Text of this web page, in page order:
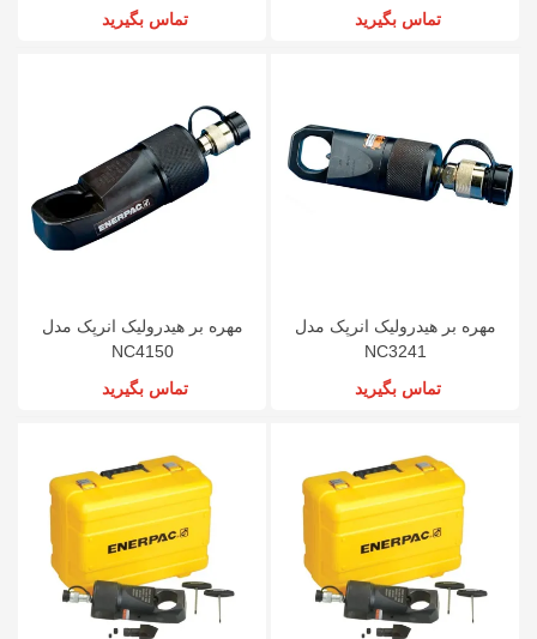
تماس بگیرید تماس بگیرید
مهره بر هیدرولیک انرپک مدل
NC3241
تماس بگیرید
مهره بر هیدرولیک انرپک مدل
NC4150
تماس بگیرید